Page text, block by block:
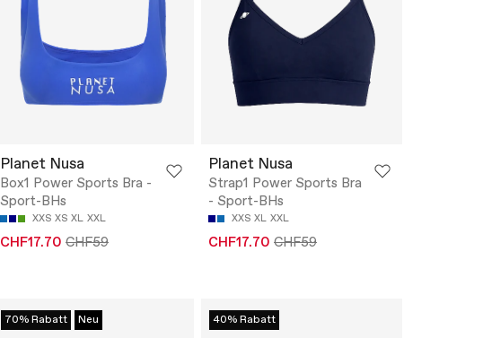
Planet Nusa
Box1 Power Sports Bra -
Sport-BHs
XXS XS XL XXL
CHF17.70 CHF59
Planet Nusa
Strap1 Power Sports Bra
- Sport-BHs
XXS XL XXL
CHF17.70 CHF59
70% Rabatt Neu 40% Rabatt